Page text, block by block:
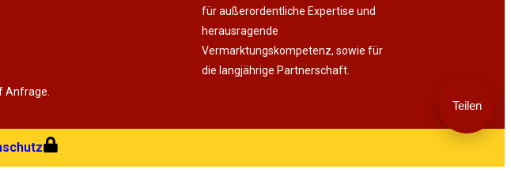
Anfrage.
für außerordentliche Expertise und
herausragende
Vermarktungskompetenz, sowie für
die langjährige Partnerschaft.
Teilen